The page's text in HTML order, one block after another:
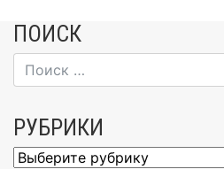
ПОИСК
РУБРИКИ
Рубрики